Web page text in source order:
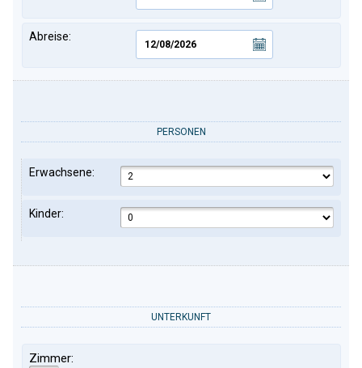
Abreise:
PERSONEN
Erwachsene:
Kinder:
UNTERKUNFT
Zimmer: